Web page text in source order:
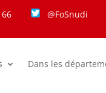
66 @FoSnudi
Dans les